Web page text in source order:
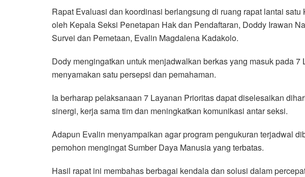
Rapat Evaluasi dan koordinasi berlangsung di ruang rapat lantai
oleh Kepala Seksi Penetapan Hak dan Pendaftaran, Doddy Irawan
Survei dan Pemetaan, Evalin Magdalena Kadakolo.
Dody mengingatkan untuk menjadwalkan berkas yang masuk pada 7
menyamakan satu persepsi dan pemahaman.
Ia berharap pelaksanaan 7 Layanan Prioritas dapat diselesaikan
sinergi, kerja sama tim dan meningkatkan komunikasi antar seksi.
Adapun Evalin menyampaikan agar program pengukuran terjadwal
pemohon mengingat Sumber Daya Manusia yang terbatas.
Hasil rapat ini membahas berbagai kendala dan solusi dalam